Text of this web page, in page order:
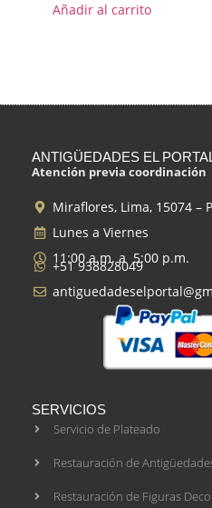
Añadir al carrito
ANTIGÜEDADES EL
Atención previa coordinación
Miraflores, Lima, 15074 –
Lunes a Viernes
11:00 a.m. a 5:00 p.m.
+51 938828049
SERVICIOS
Servicio de Plateado
Restauración de
Restauración de Figuras